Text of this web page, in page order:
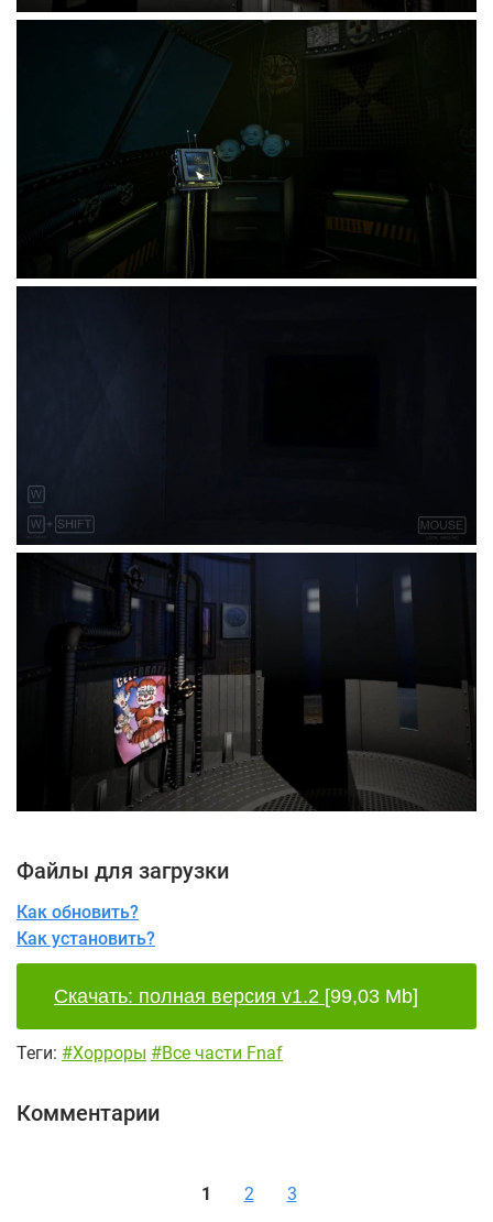
Файлы для загрузки
Как обновить?
Как установить?
Скачать: полная версия v1.2 [99,03 Mb]
Теги: #Хорроры #Все части Fnaf
Комментарии
1 2 3